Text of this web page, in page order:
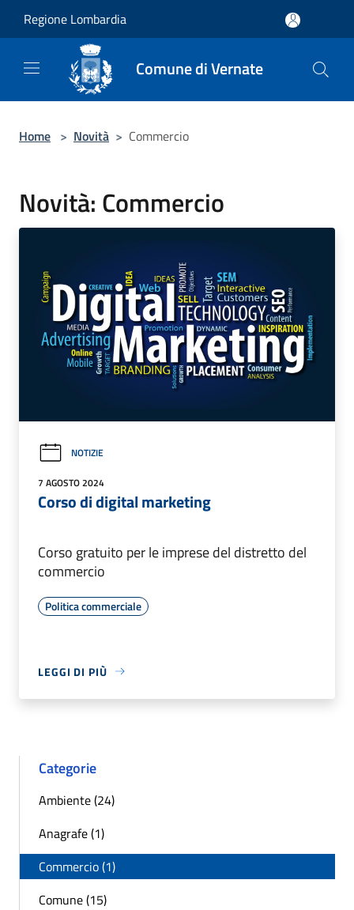
Regione Lombardia
Comune di Vernate
Home > Novità > Commercio
Novità: Commercio
NOTIZIE
7 AGOSTO 2024
Corso di digital marketing
Corso gratuito per le imprese del distretto del
commercio
Politica commerciale
LEGGI DI PIÙ
Categorie
Ambiente (24)
Anagrafe (1)
Commercio (1)
Comune (15)